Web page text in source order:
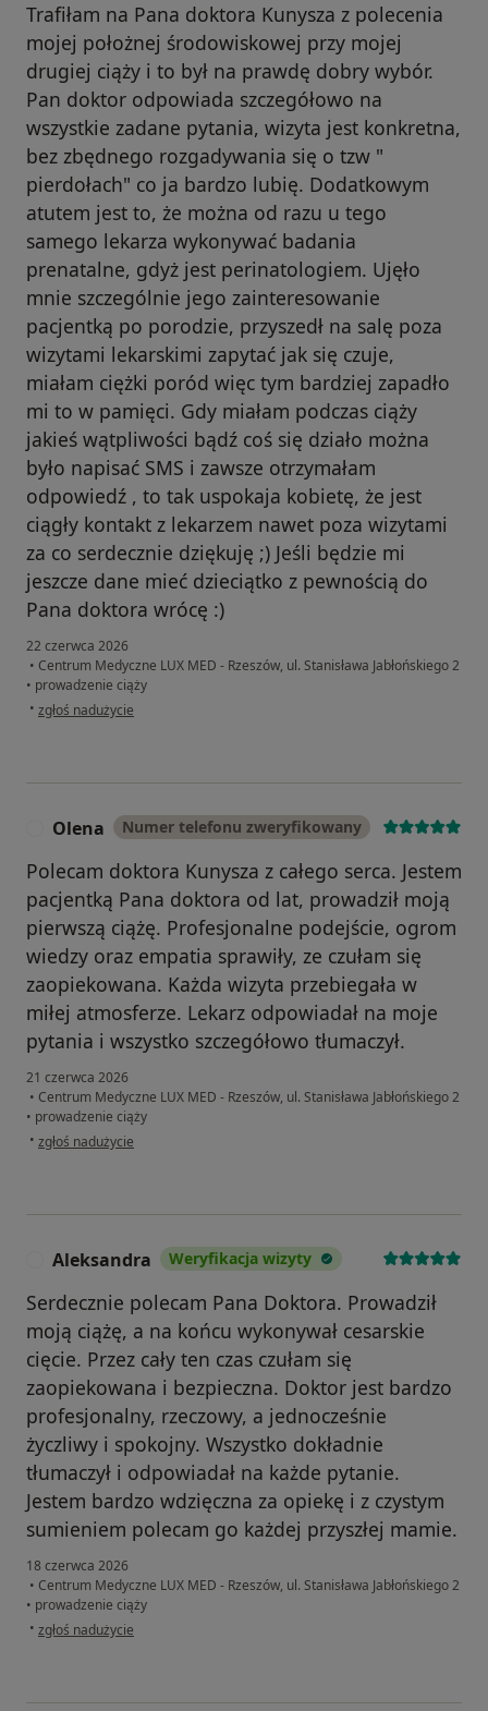
Trafiłam na Pana doktora Kunysza z polecenia
mojej położnej środowiskowej przy mojej
drugiej ciąży i to był na prawdę dobry wybór.
Pan doktor odpowiada szczegółowo na
wszystkie zadane pytania, wizyta jest konkretna,
bez zbędnego rozgadywania się o tzw "
pierdołach" co ja bardzo lubię. Dodatkowym
atutem jest to, że można od razu u tego
samego lekarza wykonywać badania
prenatalne, gdyż jest perinatologiem. Ujęło
mnie szczególnie jego zainteresowanie
pacjentką po porodzie, przyszedł na salę poza
wizytami lekarskimi zapytać jak się czuje,
miałam ciężki poród więc tym bardziej zapadło
mi to w pamięci. Gdy miałam podczas ciąży
jakieś wątpliwości bądź coś się działo można
było napisać SMS i zawsze otrzymałam
odpowiedź , to tak uspokaja kobietę, że jest
ciągły kontakt z lekarzem nawet poza wizytami
za co serdecznie dziękuję ;) Jeśli będzie mi
jeszcze dane mieć dzieciątko z pewnością do
Pana doktora wrócę :)
22 czerwca 2026
• Centrum Medyczne LUX MED - Rzeszów, ul. Stanisława Jabłońskiego 2
• prowadzenie ciąży
• w opinii użytkownika Edyta
zgłoś nadużycie
Olena Numer telefonu zweryfikowany
Polecam doktora Kunysza z całego serca. Jestem
pacjentką Pana doktora od lat, prowadził moją
pierwszą ciążę. Profesjonalne podejście, ogrom
wiedzy oraz empatia sprawiły, ze czułam się
zaopiekowana. Każda wizyta przebiegała w
miłej atmosferze. Lekarz odpowiadał na moje
pytania i wszystko szczegółowo tłumaczył.
21 czerwca 2026
• Centrum Medyczne LUX MED - Rzeszów, ul. Stanisława Jabłońskiego 2
• prowadzenie ciąży
• w opinii użytkownika Olena
zgłoś nadużycie
Aleksandra Weryfikacja wizyty
Serdecznie polecam Pana Doktora. Prowadził
moją ciążę, a na końcu wykonywał cesarskie
cięcie. Przez cały ten czas czułam się
zaopiekowana i bezpieczna. Doktor jest bardzo
profesjonalny, rzeczowy, a jednocześnie
życzliwy i spokojny. Wszystko dokładnie
tłumaczył i odpowiadał na każde pytanie.
Jestem bardzo wdzięczna za opiekę i z czystym
sumieniem polecam go każdej przyszłej mamie.
18 czerwca 2026
• Centrum Medyczne LUX MED - Rzeszów, ul. Stanisława Jabłońskiego 2
• prowadzenie ciąży
• w opinii użytkownika Aleksandra
zgłoś nadużycie